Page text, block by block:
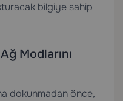
bilgiye sahip
Modlarını
dokunmadan önce,